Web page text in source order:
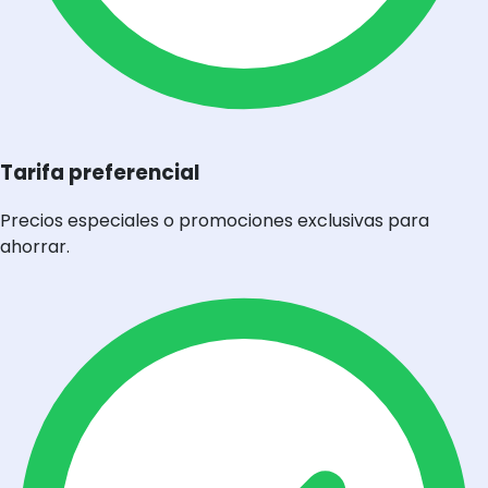
Tarifa preferencial
Precios especiales o promociones exclusivas para
ahorrar.